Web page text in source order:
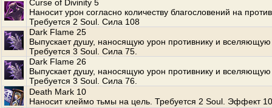
Curse of Divinity 5
Наносит урон согласно количеству благословений на
Требуется 2 Soul. Сила 108
Dark Flame 25
Выпускает душу, наносящую урон противнику и вселяющую
Требуется 3 Soul. Сила 75.
Dark Flame 26
Выпускает душу, наносящую урон противнику и вселяющую
Требуется 3 Soul. Сила 76.
Death Mark 10
Наносит клеймо тьмы на цель. Требуется 2 Soul. Эффект